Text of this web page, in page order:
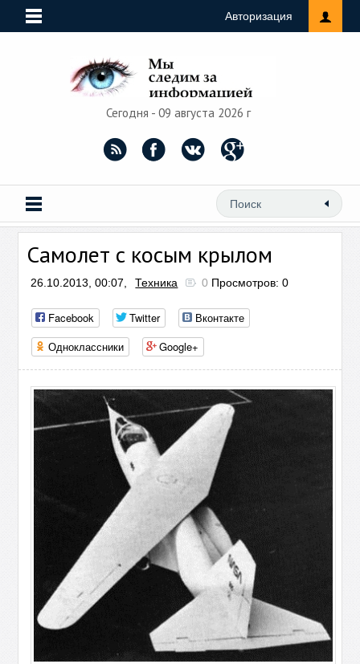
Авторизация
Сегодня - 09 августа 2026 г
Самолет с косым крылом
26.10.2013, 00:07, Техника 0 Просмотров: 0
Facebook Twitter
Вконтакте
Одноклассники
Google+